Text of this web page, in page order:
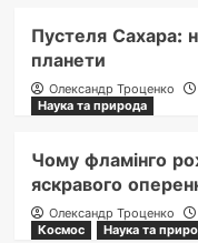
Пустеля Сахара:
планети
Олександр Троценко
Наука та природа
Чому фламінго
яскравого
Олександр Троценко
Космос
Наука та